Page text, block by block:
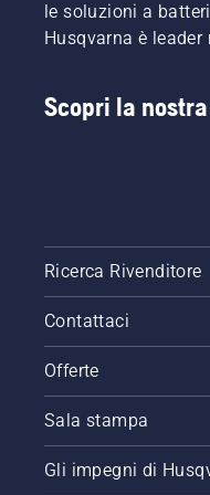
le soluzioni a
Husqvarna è
Scopri la
Ricerca Rivenditore
Contattaci
Offerte
Sala stampa
Gli impegni di